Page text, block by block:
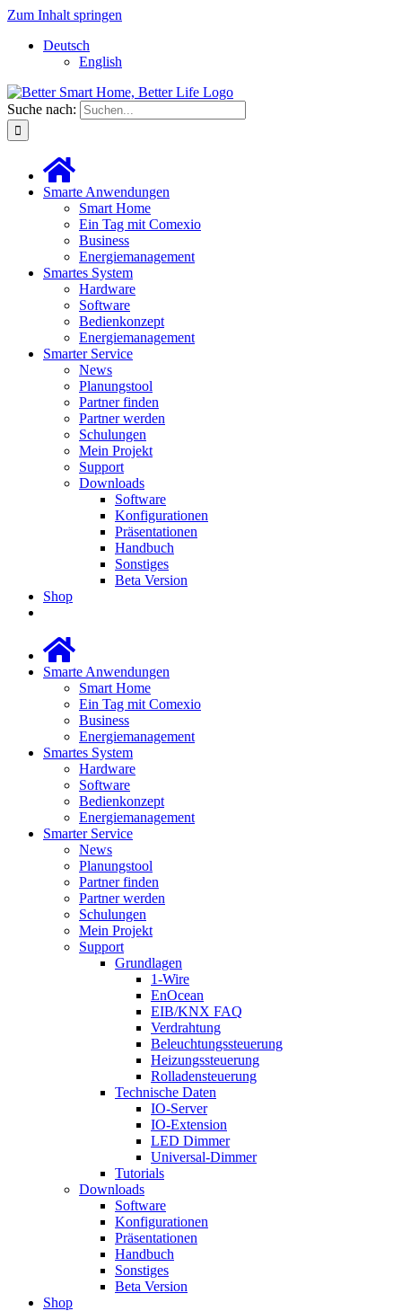
Zum Inhalt springen
Deutsch
English
Suche nach:
Smarte Anwendungen
Smart Home
Ein Tag mit Comexio
Business
Energiemanagement
Smartes System
Hardware
Software
Bedienkonzept
Energiemanagement
Smarter Service
News
Planungstool
Partner finden
Partner werden
Schulungen
Mein Projekt
Support
Downloads
Software
Konfigurationen
Präsentationen
Handbuch
Sonstiges
Beta Version
Shop
Smarte Anwendungen
Smart Home
Ein Tag mit Comexio
Business
Energiemanagement
Smartes System
Hardware
Software
Bedienkonzept
Energiemanagement
Smarter Service
News
Planungstool
Partner finden
Partner werden
Schulungen
Mein Projekt
Support
Grundlagen
1-Wire
EnOcean
EIB/KNX FAQ
Verdrahtung
Beleuchtungssteuerung
Heizungssteuerung
Rolladensteuerung
Technische Daten
IO-Server
IO-Extension
LED Dimmer
Universal-Dimmer
Tutorials
Downloads
Software
Konfigurationen
Präsentationen
Handbuch
Sonstiges
Beta Version
Shop